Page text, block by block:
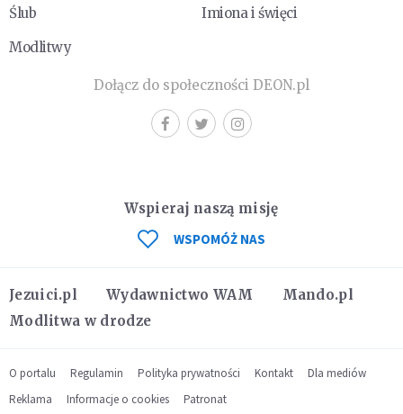
Ślub
Imiona i święci
Modlitwy
Dołącz do społeczności DEON.pl
Jezuici.pl Wydawnictwo WAM
Mando.pl
Modlitwa w drodze
Wspieraj naszą misję
WSPOMÓŻ NAS
O portalu Regulamin Polityka prywatności Kontakt
Dla mediów
Reklama
Informacje o cookies Patronat